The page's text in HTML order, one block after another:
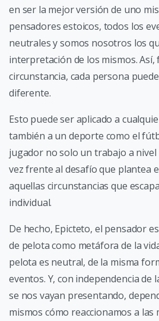
en ser la mejor versión de uno
pensadores estoicos, todos los
neutrales y somos nosotros los
interpretación de los mismos.
circunstancia, cada persona
diferente.
Esto puede ser aplicado a
también a un deporte como el
jugador no solo un trabajo a
vez frente al desafío que plantea
aquellas circunstancias que
individual.
De hecho, Epicteto, el pensador
de pelota como metáfora de la
pelota es neutral, de la misma
eventos. Y, con independencia de
se nos vayan presentando,
mismos cómo reaccionamos a las